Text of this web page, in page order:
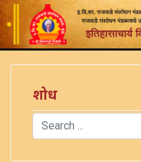
शोध
Search